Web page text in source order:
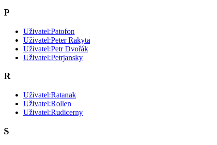
P
Uživatel:Patofon
Uživatel:Peter Rakyta
Uživatel:Petr Dvořák
Uživatel:Petrjansky
R
Uživatel:Ratanak
Uživatel:Rollen
Uživatel:Rudicerny
S